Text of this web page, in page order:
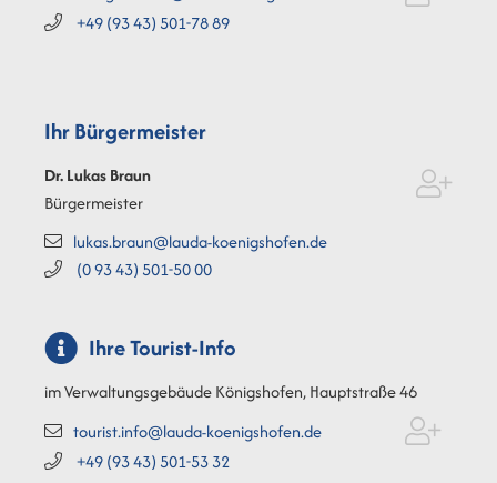
+49 (9343) 501-7889
Ihr Bürgermeister
Dr. LukasBraun
Bürgermeister
lukas.braun@lauda-koenigshofen.de
(09343) 501-5000
Ihre Tourist-Info
im Verwaltungsgebäude Königshofen, Hauptstraße 46
tourist.info@lauda-koenigshofen.de
+49 (9343) 501-5332